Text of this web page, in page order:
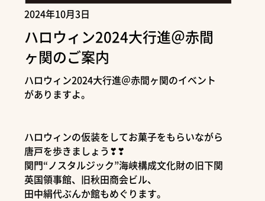
2024年10月3日
ハロウィン2024大行進＠赤間
ヶ関のご案内
ハロウィン2024大行進＠赤間ヶ関のイベント
がありますよ。
ハロウィンの仮装をしてお菓子をもらいながら
唐戸を歩きましょう❣❣
関門“ノスタルジック”海峡構成文化財の旧下関
英国領事館、旧秋田商会ビル、
田中絹代ぶんか館もめぐります。